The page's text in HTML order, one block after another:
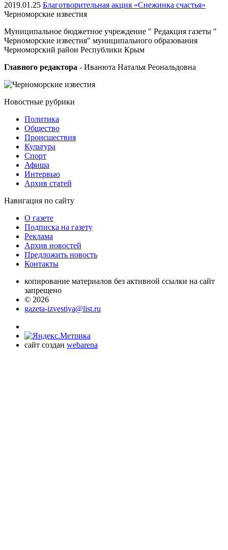
2019.01.25 Благотворительная акция «Снежинка счастья»
Черноморские известия
Муниципальное бюджетное учреждение " Редакция газеты "
Черноморские известия" муниципального образования
Черноморский район Республики Крым
Главного редактора - Иванюта Наталья Реональдовна
Новостные рубрики
Политика
Общество
Проиcшествия
Культура
Спорт
Афиша
Интервью
Архив статей
Навигация по сайту
О газете
Подписка на газету
Реклама
Архив новостей
Предложить новость
Контакты
копирование материалов без активной ссылки на сайт
запрещено
© 2026
gazeta-izvestiya@list.ru
сайт создан webarena